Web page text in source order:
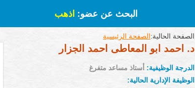
البحث عن عضو: اذهب
الصفحة الحالية:الصفحة الرئيسية
د. احمد ابو المعاطى احمد الجزار
الدرجة الوظيفية:
أستاذ مساعد متفرغ
الوظيفة الإدارية الحالية: